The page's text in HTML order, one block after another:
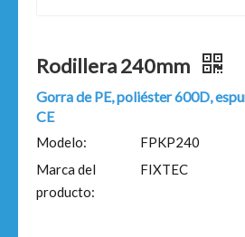
Rodillera 240mm
Gorra de PE, poliéster 600D,
CE
Modelo:
FPKP240
Marca del
producto:
FIXTEC